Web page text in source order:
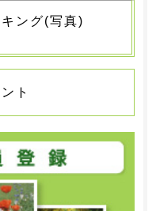
ング(写真)
ト